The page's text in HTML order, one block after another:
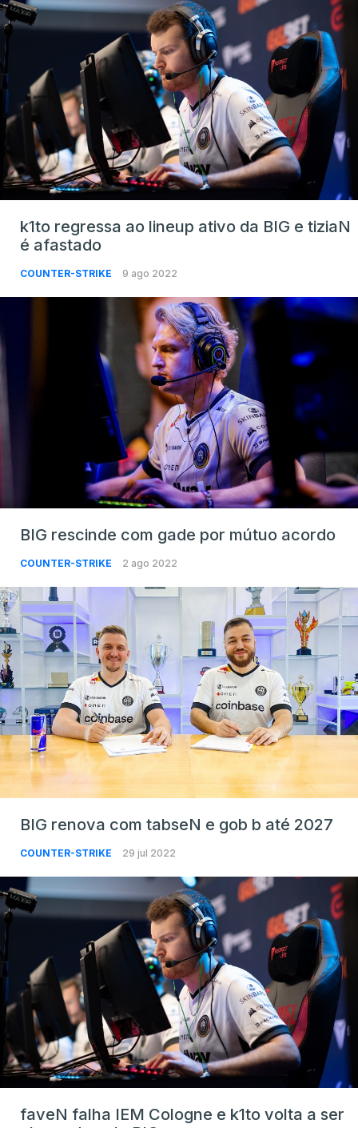
k1to regressa ao lineup ativo da BIG e tiziaN
é afastado
COUNTER-STRIKE 9 ago 2022
BIG rescinde com gade por mútuo acordo
COUNTER-STRIKE 2 ago 2022
BIG renova com tabseN e gob b até 2027
COUNTER-STRIKE 29 jul 2022
faveN falha IEM Cologne e k1to volta a ser